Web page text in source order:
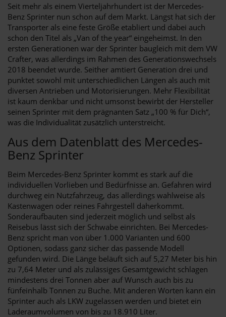
Seit mehr als einem Vierteljahrhundert ist der Mercedes-
Benz Sprinter nun schon auf dem Markt. Längst hat sich der
Transporter als eine feste Größe etabliert und dabei auch
schon den Titel als „Van of the year“ eingeheimst. In den
ersten Generationen war der Sprinter baugleich mit dem VW
Crafter, was allerdings im Rahmen des Generationswechsels
2018 beendet wurde. Seither amtiert Generation drei und
punktet sowohl mit unterschiedlichen Längen als auch mit
diversen Antrieben und Motorisierungen. Mehr Flexibilität
ist kaum denkbar und nicht umsonst bewirbt der Hersteller
seinen Sprinter mit dem prägnanten Satz „100 % für Dich“,
was die Individualität zusätzlich unterstreicht.
Aus dem Datenblatt des Mercedes-
Benz Sprinter
Beim Mercedes-Benz Sprinter kommt es stark auf die
individuellen Vorlieben und Bedürfnisse an. Gefahren wird
durchweg ein Nutzfahrzeug, das allerdings wahlweise als
Kastenwagen oder reines Fahrgestell daherkommt.
Sonderaufbauten sind jederzeit möglich und selbst als
Reisebus lässt sich der Schwabe einrichten. Bei Mercedes-
Benz spricht man von über 1.000 Varianten und 600
Optionen, sodass ganz sicher das passende Modell
gefunden wird. Die Länge beläuft sich auf 5,27 Meter bis hin
zu 7,64 Meter und als zulässiges Gesamtgewicht schlagen
mindestens drei Tonnen aber auf Wunsch auch bis zu
fünfeinhalb Tonnen zu Buche. Mit anderen Worten kann ein
Sprinter auch als LKW zugelassen werden und bietet ein
Laderaumvolumen von bis zu 18.910 Liter.